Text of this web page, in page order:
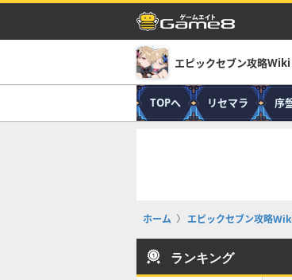
エピックセブン攻略Wiki
TOPへ リセマラ 序
ホーム エピックセブン攻略
ランキング